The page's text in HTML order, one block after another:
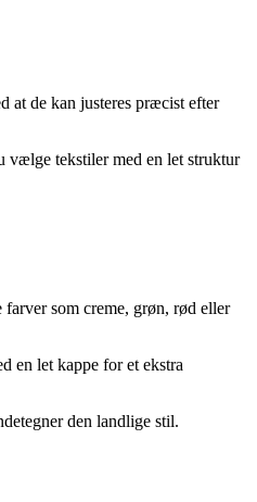
at de kan justeres præcist efter
vælge tekstiler med en let struktur
som creme, grøn, rød eller
en let kappe for et ekstra
den landlige stil.